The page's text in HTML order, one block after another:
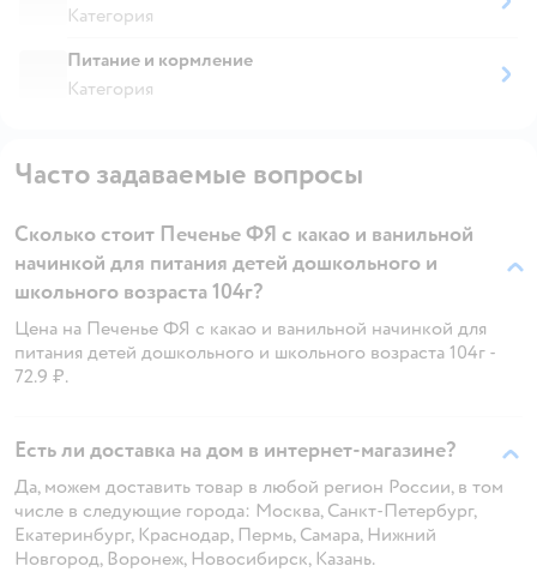
Категория
Питание и кормление
Категория
Часто задаваемые вопросы
Сколько стоит Печенье ФЯ c какао и ванильной
начинкой для питания детей дошкольного и
школьного возраста 104г?
Цена на Печенье ФЯ c какао и ванильной начинкой для
питания детей дошкольного и школьного возраста 104г -
72.9 ₽.
Есть ли доставка на дом в интернет-магазине?
Да, можем доставить товар в любой регион России, в том
числе в следующие города: Москва, Санкт-Петербург,
Екатеринбург, Краснодар, Пермь, Самара, Нижний
Новгород, Воронеж, Новосибирск, Казань.